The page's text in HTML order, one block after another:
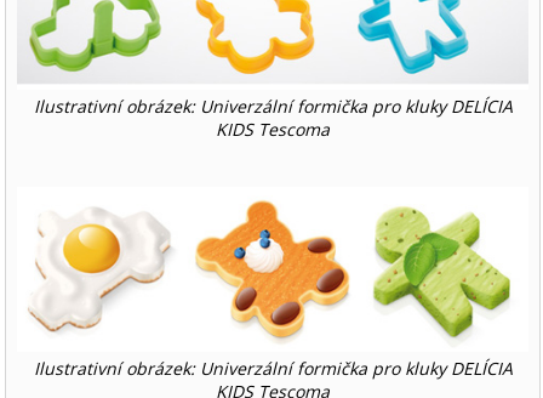
Ilustrativní obrázek: Univerzální formička pro kluky DELÍCIA
KIDS Tescoma
Ilustrativní obrázek: Univerzální formička pro kluky DELÍCIA
KIDS Tescoma